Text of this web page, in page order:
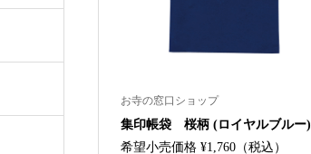
お寺の窓口ショップ
集印帳袋 桜柄 (ロイヤルブルー)
希望小売価格 ¥1,760（税込）